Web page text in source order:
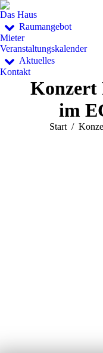
Das Haus
Raumangebot
Mieter
Veranstaltungskalender
Aktuelles
Kontakt
Konzert
im
Sie befinden
Start